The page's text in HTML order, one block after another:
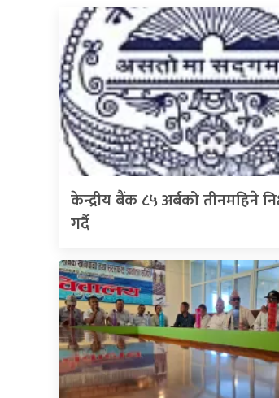
केन्द्रीय बैंक ८५ अर्बको तीनमहिने
गर्दै